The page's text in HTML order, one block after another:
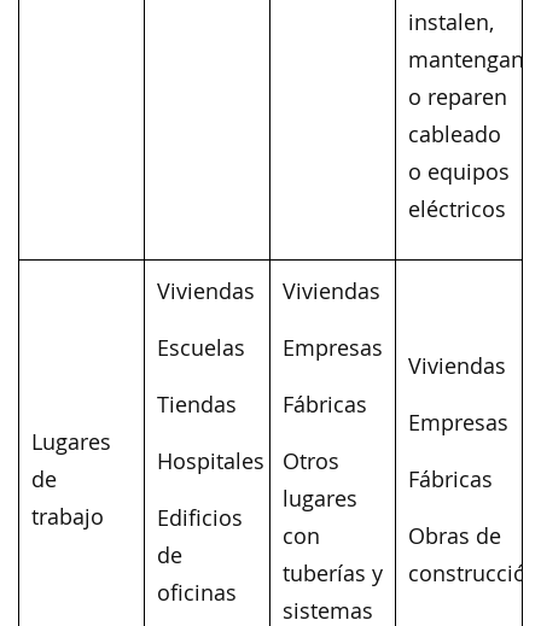
instalen,
mantengan
o reparen
cableado
o equipos
eléctricos
Lugares
de
trabajo
Viviendas
Escuelas
Tiendas
Hospitales
Edificios
de
oficinas
Viviendas
Empresas
Fábricas
Otros
lugares
con
tuberías y
sistemas
Viviendas
Empresas
Fábricas
Obras de
construcción